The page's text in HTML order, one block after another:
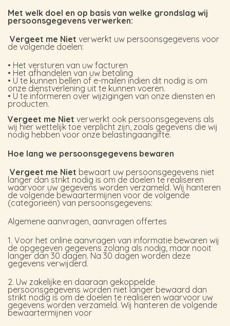
Met welk doel en op basis van welke grondslag wij
persoonsgegevens verwerken:
Vergeet me Niet verwerkt uw persoonsgegevens voor
de volgende doelen:
• Het versturen van uw facturen
• Het afhandelen van uw betaling
• U te kunnen bellen of e-mailen indien dit nodig is om
onze dienstverlening uit te kunnen voeren.
• U te informeren over wijzigingen van onze diensten en
producten.
Vergeet me Nietverwerkt ook persoonsgegevens als
wij hier wettelijk toe verplicht zijn, zoals gegevens die wij
nodig hebben voor onze belastingaangifte.
Hoe lang we persoonsgegevens bewaren
Vergeet me Niet bewaart uw persoonsgegevens niet
langer dan strikt nodig is om de doelen te realiseren
waarvoor uw gegevens worden verzameld. Wij hanteren
de volgende bewaartermijnen voor de volgende
(categorieën) van persoonsgegevens:
Algemene aanvragen, aanvragen offertes
1. Voor het online aanvragen van informatie bewaren wij
de opgegeven gegevens zolang als nodig, maar nooit
langer dan 30 dagen. Na 30 dagen worden deze
gegevens verwijderd.
2. Uw zakelijke en daaraan gekoppelde
persoonsgegevens worden niet langer bewaard dan
strikt nodig is om de doelen te realiseren waarvoor uw
gegevens worden verzameld. Wij hanteren de volgende
bewaartermijnen voor